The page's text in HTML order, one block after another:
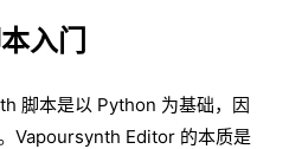
入门
脚本是以 Python 为基础，因
Vapoursynth Editor 的本质是